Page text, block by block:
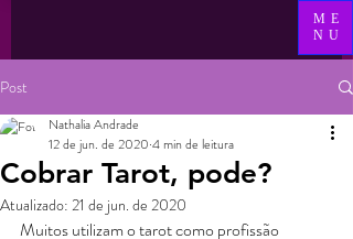
ME
NU
Post
Cobrar Tarot, pode?
Nathalia Andrade
12 de jun. de 2020 4 min de leitura
Atualizado: 21 de jun. de 2020
Muitos utilizam o tarot como profissão